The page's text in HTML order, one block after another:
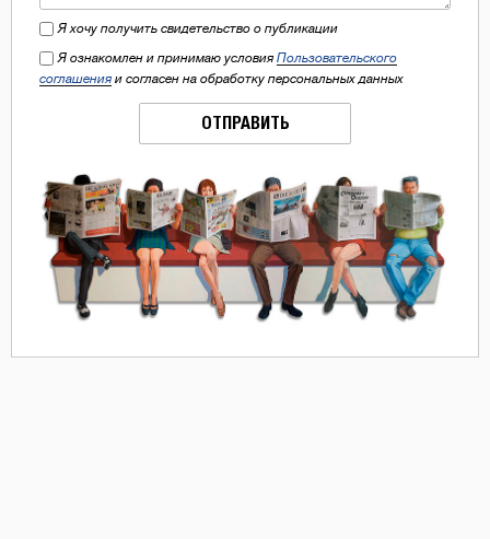
Я хочу получить свидетельство о публикации
Я ознакомлен и принимаю условия Пользовательского
соглашения и согласен на обработку персональных данных
ОТПРАВИТЬ